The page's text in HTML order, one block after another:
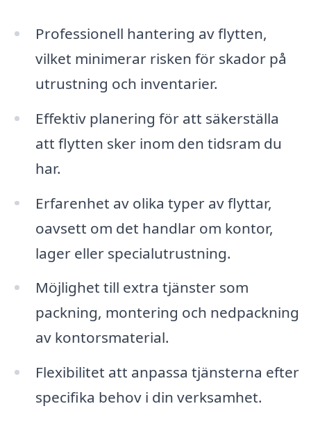
Professionell hantering av flytten,
vilket minimerar risken för skador på
utrustning och inventarier.
Effektiv planering för att säkerställa
att flytten sker inom den tidsram du
har.
Erfarenhet av olika typer av flyttar,
oavsett om det handlar om kontor,
lager eller specialutrustning.
Möjlighet till extra tjänster som
packning, montering och nedpackning
av kontorsmaterial.
Flexibilitet att anpassa tjänsterna efter
specifika behov i din verksamhet.